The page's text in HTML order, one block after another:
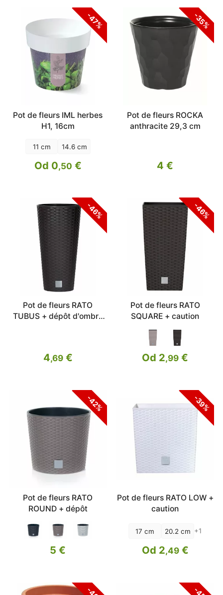
-47%
Pot de fleurs IML herbes
H1, 16cm
11 cm 14.6 cm
Od 0,50 €
-35%
Pot de fleurs ROCKA
anthracite 29,3 cm
4 €
-46%
Pot de fleurs RATO
TUBUS + dépôt d'ombre
4,69€
-46%
Pot de fleurs RATO
SQUARE + caution
Od 2,99 €
-42%
Pot de fleurs RATO
ROUND + dépôt
5 €
-39%
Pot de fleurs RATO LOW +
caution
17 cm 20.2 cm +1
Od 2,49€